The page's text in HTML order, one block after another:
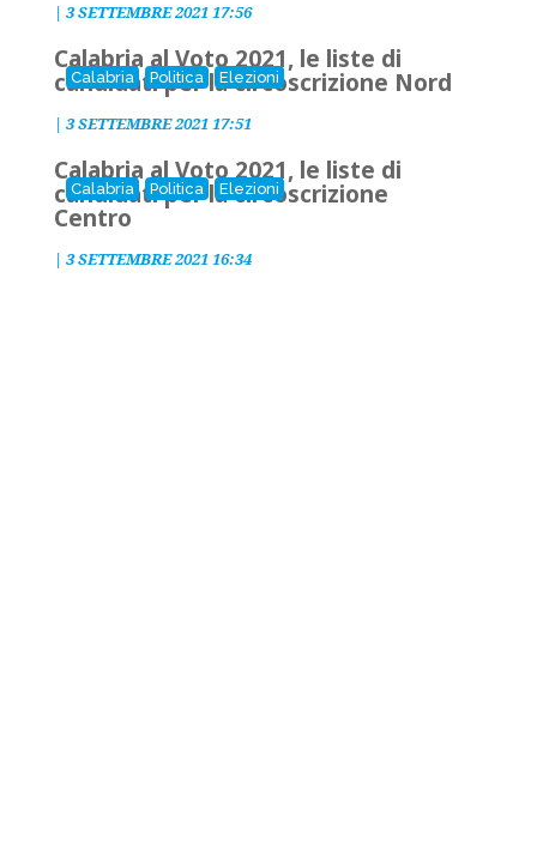
| 3 SETTEMBRE 2021 17:56
Calabria Politica Elezioni
Calabria al Voto 2021, le liste di
candidati per la circoscrizione Nord
| 3 SETTEMBRE 2021 17:51
Calabria Politica Elezioni
Calabria al Voto 2021, le liste di
candidati per la circoscrizione
Centro
| 3 SETTEMBRE 2021 16:34